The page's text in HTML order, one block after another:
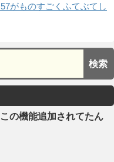
がものすごくふてぶてし
の機能追加されてたん